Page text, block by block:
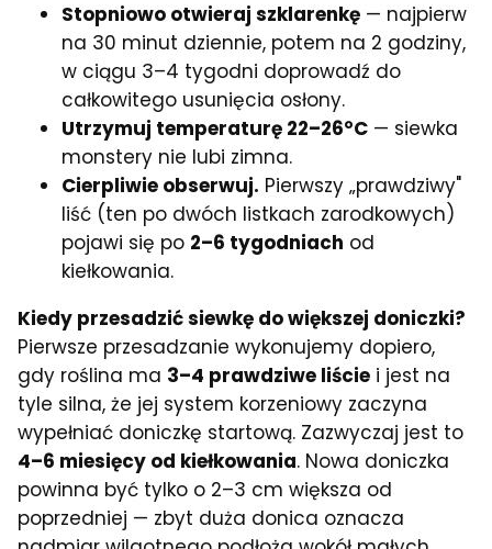
Stopniowo otwieraj szklarenkę — najpierw
na 30 minut dziennie, potem na 2 godziny,
w ciągu 3–4 tygodni doprowadź do
całkowitego usunięcia osłony.
Utrzymuj temperaturę 22–26°C — siewka
monstery nie lubi zimna.
Cierpliwie obserwuj. Pierwszy „prawdziwy"
liść (ten po dwóch listkach zarodkowych)
pojawi się po 2–6 tygodniach od
kiełkowania.
Kiedy przesadzić siewkę do większej doniczki?
Pierwsze przesadzanie wykonujemy dopiero,
gdy roślina ma 3–4 prawdziwe liście i jest na
tyle silna, że jej system korzeniowy zaczyna
wypełniać doniczkę startową. Zazwyczaj jest to
4–6 miesięcy od kiełkowania. Nowa doniczka
powinna być tylko o 2–3 cm większa od
poprzedniej — zbyt duża donica oznacza